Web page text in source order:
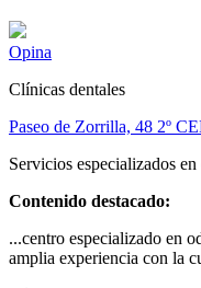
Opina
Clínicas dentales
Paseo de Zorrilla, 48 2º
Servicios especializados
Contenido destacado:
...centro especializado en
amplia experiencia con la